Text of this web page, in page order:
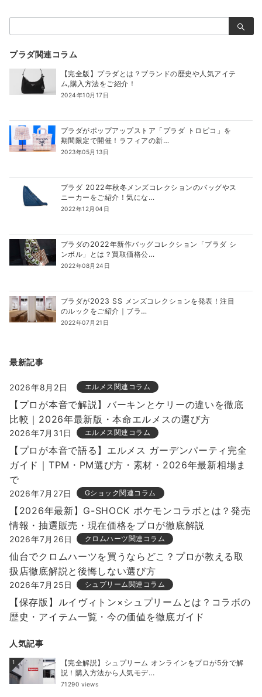
索：
プラダ関連コラム
【完全版】プラダとは？ブランドの歴史や人気アイテ
ム,購入方法をご紹介！
2024年10月17日
プラダがポップアップストア「プラダ トロピコ」を
期間限定で開催！ラフィアの新…
2023年05月13日
プラダ 2022年秋冬メンズコレクションのバッグやス
ニーカーをご紹介！気にな…
2022年12月04日
プラダの2022年新作バッグコレクション「プラダ シ
ンボル」とは？買取価格公…
2022年08月24日
プラダが2023 SS メンズコレクションを発表！注目
のルックをご紹介｜ブラ…
2022年07月21日
最新記事
2026年8月2日 エルメス関連コラム
【プロが本音で解説】バーキンとケリーの違いを徹底
比較｜2026年最新版・本命エルメスの選び方
2026年7月31日 エルメス関連コラム
【プロが本音で語る】エルメス ガーデンパーティ完全
ガイド｜TPM・PM選び方・素材・2026年最新相場ま
で
2026年7月27日 Gショック関連コラム
【2026年最新】G-SHOCK ポケモンコラボとは？発売
情報・抽選販売・現在価格をプロが徹底解説
2026年7月26日 クロムハーツ関連コラム
仙台でクロムハーツを買うならどこ？プロが教える取
扱店徹底解説と後悔しない選び方
2026年7月25日 シュプリーム関連コラム
【保存版】ルイヴィトン×シュプリームとは？コラボの
歴史・アイテム一覧・今の価値を徹底ガイド
人気記事
1
【完全解説】シュプリーム オンラインをプロが5分で解
説！購入方法から人気モデ...
71290 views